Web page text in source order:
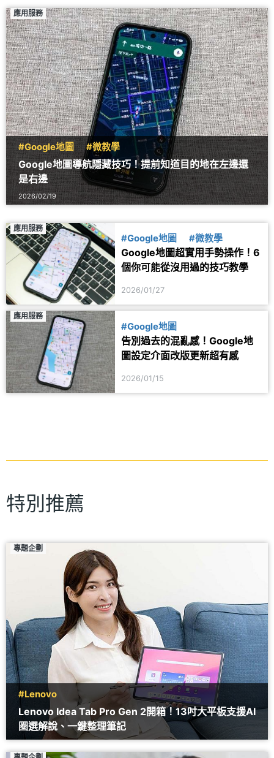
應用服務
#Google地圖 #微教學
Google地圖導航隱藏技巧！提前知道目的地在左邊還
是右邊
2026/02/19
應用服務
#Google地圖 #微教學
Google地圖超實用手勢操作！6
個你可能從沒用過的技巧教學
2026/01/27
應用服務
#Google地圖
告別過去的混亂感！Google地
圖設定介面改版更新超有感
2026/01/15
特別推薦
專題企劃
#Lenovo
Lenovo Idea Tab Pro Gen 2開箱！13吋大平板支援AI
圈選解說、一鍵整理筆記